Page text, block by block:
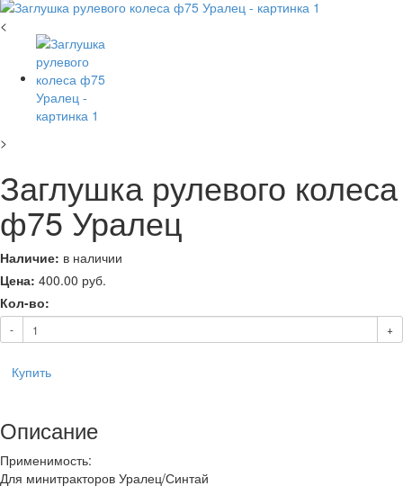
<
>
Заглушка рулевого колеса
ф75 Уралец
Наличие: в наличии
Цена: 400.00 руб.
Кол-во:
- +
Купить
Описание
Применимость:
Для минитракторов Уралец/Синтай